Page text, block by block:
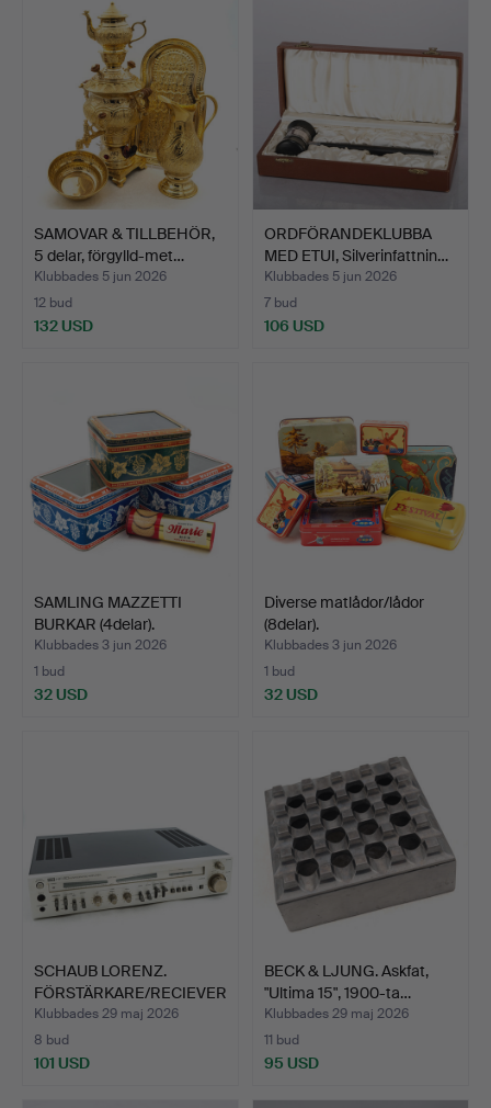
SAMOVAR & TILLBEHÖR,
5 delar, förgylld-met…
Klubbades 5 jun 2026
12 bud
132 USD
ORDFÖRANDEKLUBBA
MED ETUI, Silverinfattnin…
Klubbades 5 jun 2026
7 bud
106 USD
SAMLING MAZZETTI
BURKAR (4delar).
Klubbades 3 jun 2026
1 bud
32 USD
Diverse matlådor/lådor
(8delar).
Klubbades 3 jun 2026
1 bud
32 USD
SCHAUB LORENZ.
FÖRSTÄRKARE/RECIEVER
, ITT 8…
Klubbades 29 maj 2026
8 bud
101 USD
BECK & LJUNG. Askfat,
"Ultima 15", 1900-ta…
Klubbades 29 maj 2026
11 bud
95 USD